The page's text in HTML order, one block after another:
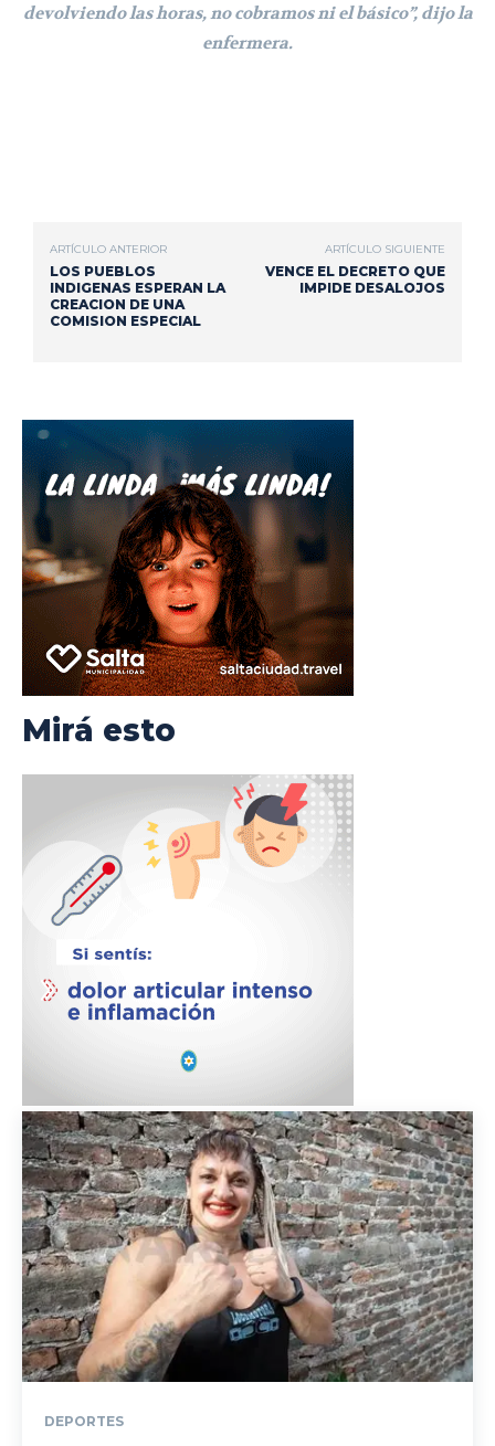
devolviendo las horas, no cobramos ni el básico”, dijo la
enfermera.
ARTÍCULO ANTERIOR
LOS PUEBLOS
INDIGENAS ESPERAN LA
CREACION DE UNA
COMISION ESPECIAL
ARTÍCULO SIGUIENTE
VENCE EL DECRETO QUE
IMPIDE DESALOJOS
Mirá esto
DEPORTES